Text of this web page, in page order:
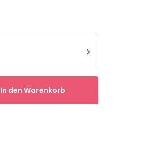
In den Warenkorb